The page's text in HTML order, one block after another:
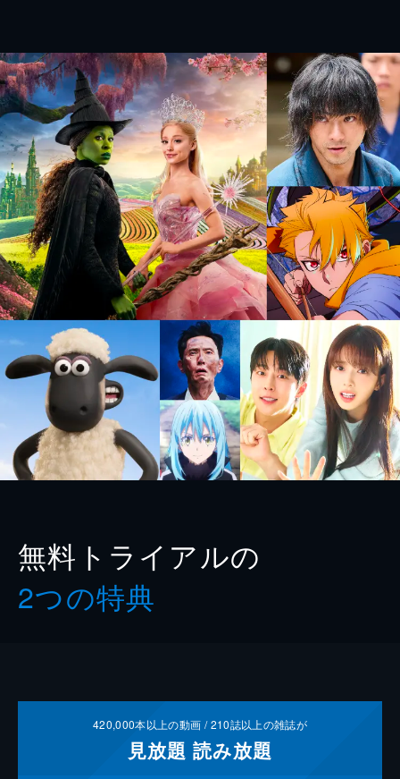
無料トライアルの
2つの特典
420,000本以上の動画 /210誌以上の雑誌が
見放題 読み放題